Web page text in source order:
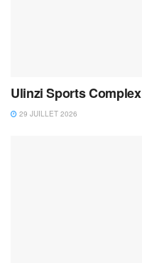
Ulinzi Sports Complex
29 JUILLET 2026